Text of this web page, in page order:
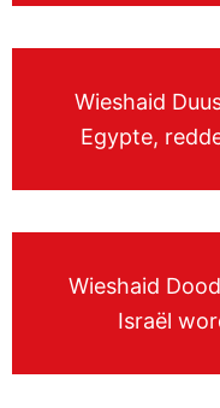
Wieshaid
Egypte,
Wieshaid
Israël